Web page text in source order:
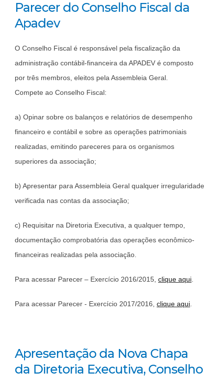
Parecer do Conselho Fiscal da
Apadev
O Conselho Fiscal é responsável pela fiscalização da
administração contábil-financeira da APADEV é composto
por três membros, eleitos pela Assembleia Geral.
Compete ao Conselho Fiscal:
a) Opinar sobre os balanços e relatórios de desempenho
financeiro e contábil e sobre as operações patrimoniais
realizadas, emitindo pareceres para os organismos
superiores da associação;
b) Apresentar para Assembleia Geral qualquer irregularidade
verificada nas contas da associação;
c) Requisitar na Diretoria Executiva, a qualquer tempo,
documentação comprobatória das operações econômico-
financeiras realizadas pela associação.
Para acessar Parecer – Exercício 2016/2015, clique aqui
Para acessar Parecer - Exercício 2017/2016, clique aqui
Apresentação da Nova Chapa
da Diretoria Executiva, Conselho